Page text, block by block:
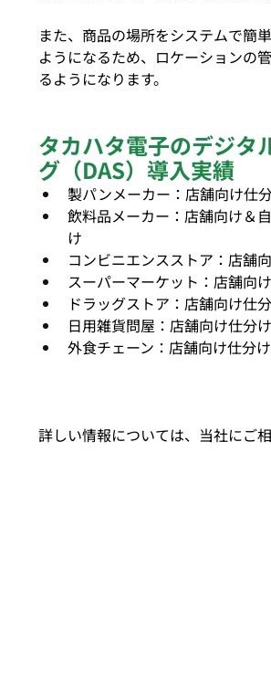
また、商品の場所をシステムで簡
ようになるため、ロケーションの
るようになります。
タカハタ電子のデジタ
グ（DAS）導入実績
製パンメーカー：店舗向け仕
飲料品メーカー：店舗向け＆
け
コンビニエンスストア：店舗
スーパーマーケット：店舗向
ドラッグストア：店舗向け仕
日用雑貨問屋：店舗向け仕分け
外食チェーン：店舗向け仕分け
詳しい情報については、当社にご相